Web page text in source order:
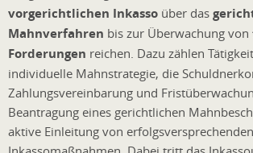
vorgerichtlichen Inkasso über das
Mahnverfahren bis zur Überwachung von
Forderungen reichen. Dazu zählen
individuelle Mahnstrategie, die
Zahlungsvereinbarung und
Beantragung eines gerichtlichen
aktive Einleitung von erfolgsversprechenden